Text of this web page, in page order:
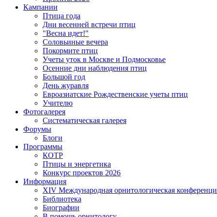
Кампании
Птица года
Дни весенней встречи птиц
"Весна идет!"
Соловьиные вечера
Покормите птиц
Учеты уток в Москве и Подмосковье
Осенние дни наблюдения птиц
Большой год
День журавля
Евроазиатские Рождественские учеты птиц
Учителю
Фотогалерея
Систематическая галерея
Форумы
Блоги
Программы
КОТР
Птицы и энергетика
Конкурс проектов 2026
Информация
XIV Международная орнитологическая
Библиотека
Биографии